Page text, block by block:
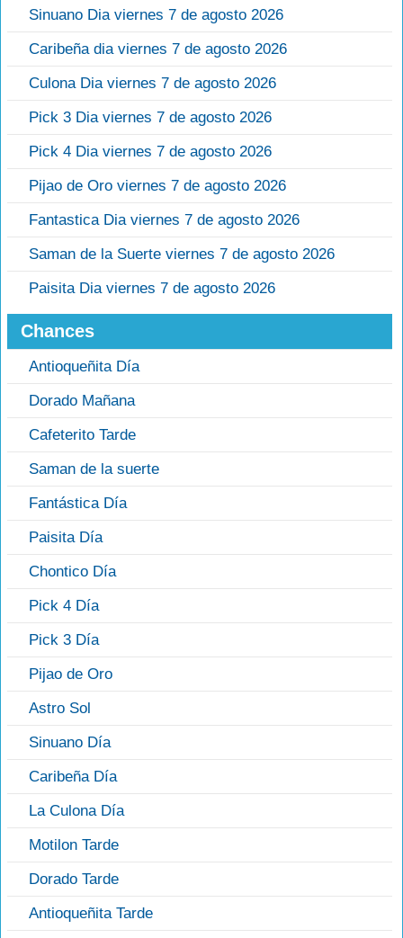
Sinuano Dia viernes 7 de agosto 2026
Caribeña dia viernes 7 de agosto 2026
Culona Dia viernes 7 de agosto 2026
Pick 3 Dia viernes 7 de agosto 2026
Pick 4 Dia viernes 7 de agosto 2026
Pijao de Oro viernes 7 de agosto 2026
Fantastica Dia viernes 7 de agosto 2026
Saman de la Suerte viernes 7 de agosto 2026
Paisita Dia viernes 7 de agosto 2026
Chances
Antioqueñita Día
Dorado Mañana
Cafeterito Tarde
Saman de la suerte
Fantástica Día
Paisita Día
Chontico Día
Pick 4 Día
Pick 3 Día
Pijao de Oro
Astro Sol
Sinuano Día
Caribeña Día
La Culona Día
Motilon Tarde
Dorado Tarde
Antioqueñita Tarde